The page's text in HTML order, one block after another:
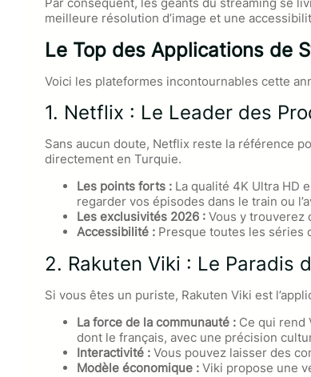
Par conséquent, les géants du streaming se
meilleure résolution d’image et une
Le Top des Applications de
Voici les plateformes incontournables cette
1. Netflix : Le Leader des
Sans aucun doute, Netflix reste la référence
directement en Turquie.
Les points forts : La qualité 4K Ultra HD
regarder vos épisodes dans le train ou
Les exclusivités 2026 : Vous y trouverez
Accessibilité : Presque toutes les séries
2. Rakuten Viki : Le Paradis
Si vous êtes un puriste, Rakuten Viki est
La force de la communauté : Ce qui rend
dont le français, avec une précision
Interactivité : Vous pouvez laisser des
Modèle économique : Viki propose une